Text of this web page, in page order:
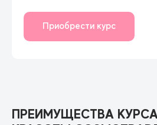
Приобрести курс
ПРЕИМУЩЕСТВА